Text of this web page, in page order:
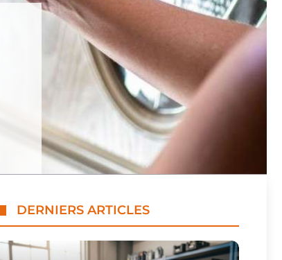
DERNIERS ARTICLES